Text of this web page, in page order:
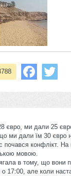
євро, ми дали 25
ми дали їм 30 євро
почався конфлікт.
мовою.
в тому, що вони
17:00, але коли